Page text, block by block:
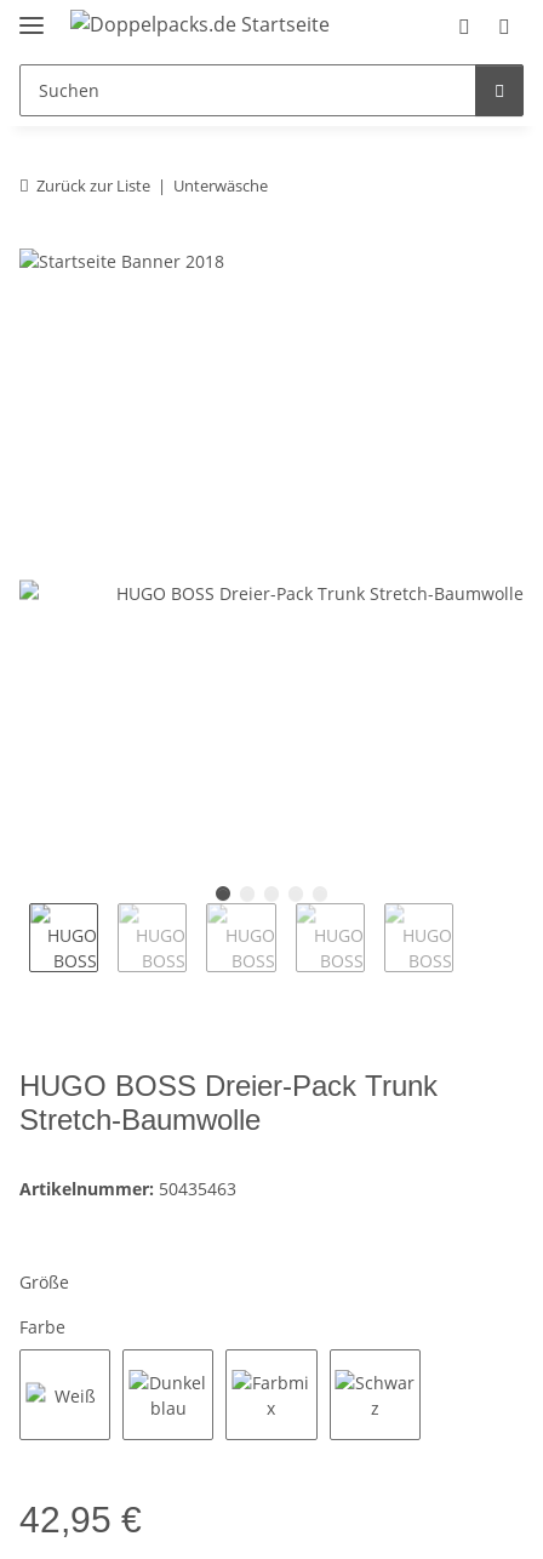
Zurück zur Liste Unterwäsche
HUGO BOSS Dreier-Pack Trunk
Stretch-Baumwolle
Artikelnummer: 50435463
Größe
Farbe
42,95 €